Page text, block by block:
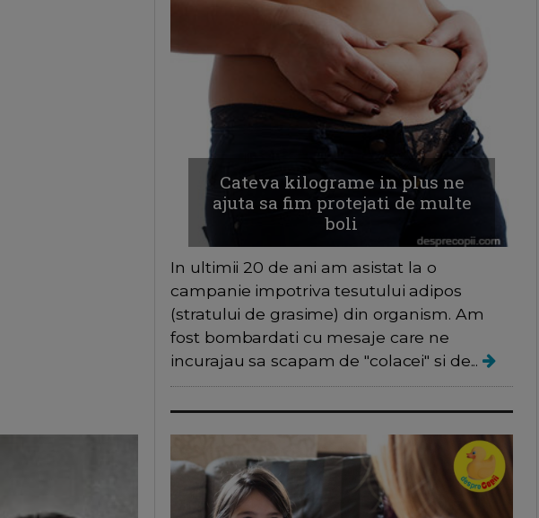
Cateva kilograme in plus ne
ajuta sa fim protejati de multe
boli
In ultimii 20 de ani am asistat la o
campanie impotriva tesutului adipos
(stratului de grasime) din organism. Am
fost bombardati cu mesaje care ne
incurajau sa scapam de "colacei" si de...